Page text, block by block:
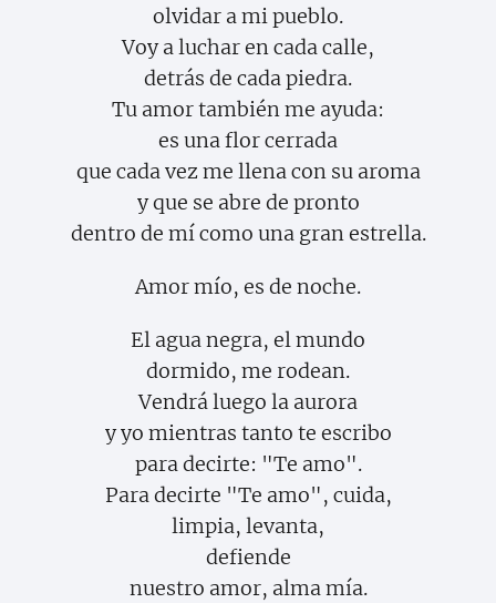
olvidar a mi pueblo.
Voy a luchar en cada calle,
detrás de cada piedra.
Tu amor también me ayuda:
es una flor cerrada
que cada vez me llena con su aroma
y que se abre de pronto
dentro de mí como una gran estrella.
Amor mío, es de noche.
El agua negra, el mundo
dormido, me rodean.
Vendrá luego la aurora
y yo mientras tanto te escribo
para decirte: "Te amo".
Para decirte "Te amo", cuida,
limpia, levanta,
defiende
nuestro amor, alma mía.